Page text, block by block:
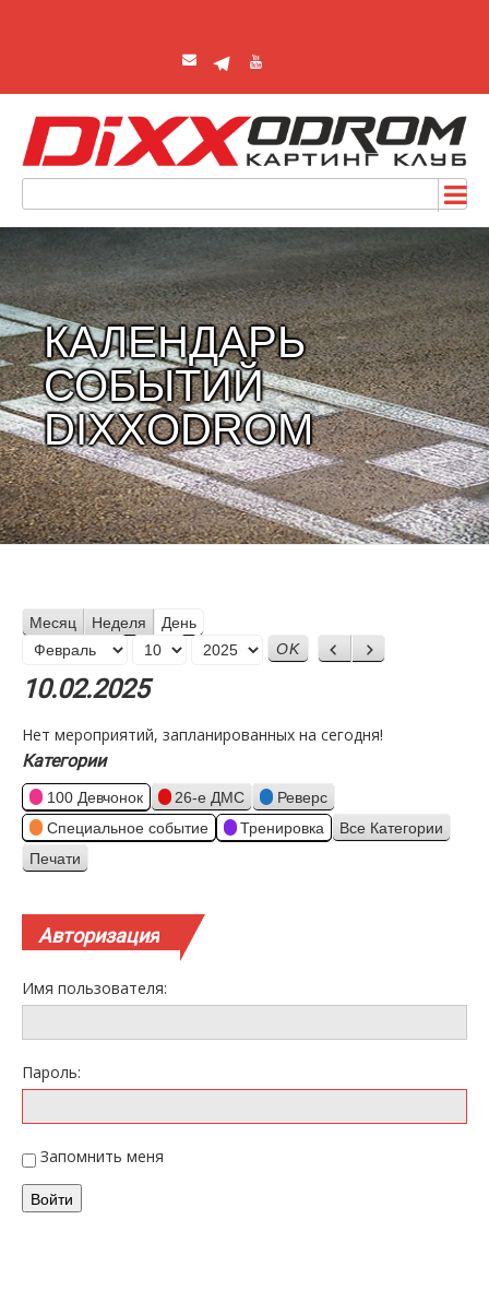
КАЛЕНДАРЬ
СОБЫТИЙ
DIXXODROM
Месяц Неделя День
Месяц
День
Год
Назад
Вперед
10.02.2025
Нет мероприятий, запланированных на сегодня!
Категории
100 Девчонок 26-е ДМС
Реверс
Специальное событие
Тренировка Все Категории
Просмотр
Печати
Авторизация
Имя пользователя:
Пароль:
Запомнить меня
Войти